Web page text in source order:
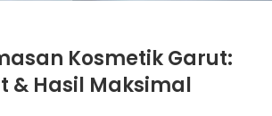
Kosmetik Garut:
& Hasil Maksimal